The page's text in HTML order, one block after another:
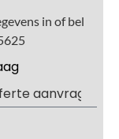
in of bel